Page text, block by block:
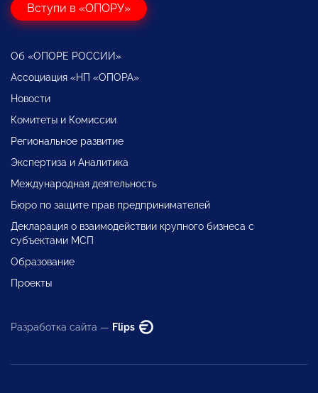
Вступи в «ОПОРУ»
Об «ОПОРЕ РОССИИ»
Ассоциация «НП «ОПОРА»
Новости
Комитеты и Комиссии
Региональное развитие
Экспертиза и Аналитика
Международная деятельность
Бюро по защите прав предпринимателей
Декларация о взаимодействии крупного бизнеса с
субъектами МСП
Образование
Проекты
Разработка сайта — Flips